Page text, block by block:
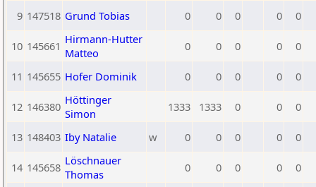
9 147518 Grund Tobias 0 0 0 0 0
10 145661 Hirmann-Hutter
Matteo
0 0 0 0 0
11 145655 Hofer Dominik 0 0 0 0 0
12 146380 Höttinger
Simon
1333 1333 0 0 0
13 148403 Iby Natalie w 0 0 0 0 0
14 145658 Löschnauer
Thomas
0 0 0 0 0